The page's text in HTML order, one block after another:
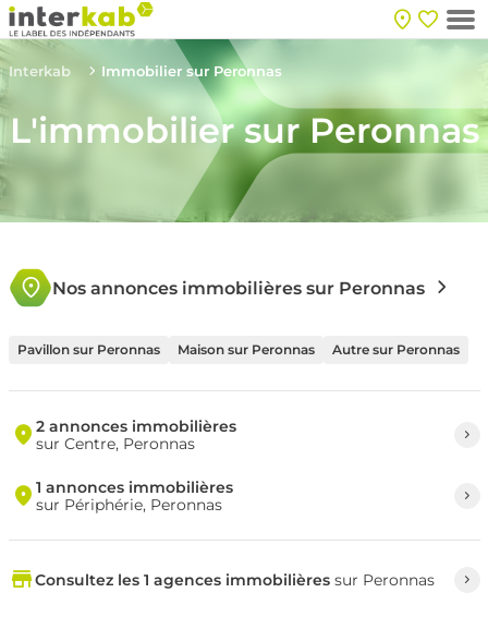
Interkab Immobilier sur Peronnas
L'immobilier sur Peronnas
Nos annonces immobilières sur Peronnas
Pavillon sur Peronnas Maison sur Peronnas Autre sur Peronnas
2 annonces immobilières
sur Centre, Peronnas
1 annonces immobilières
sur Périphérie, Peronnas
Consultez les 1 agences immobilièressur Peronnas